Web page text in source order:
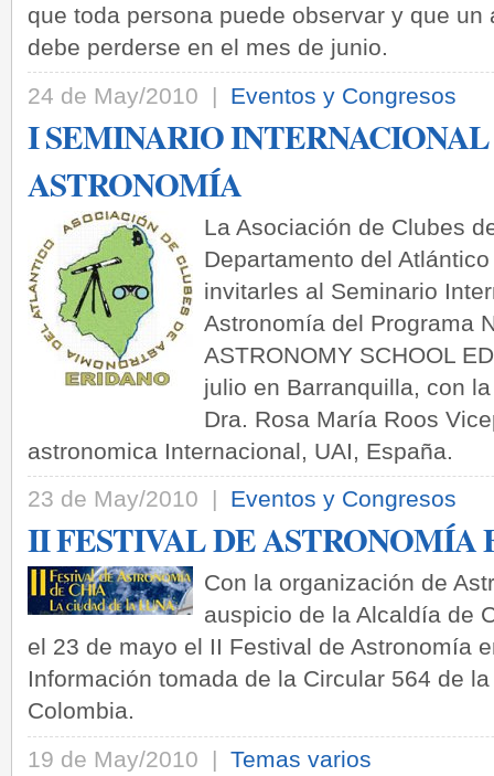
que toda persona puede observar y que
debe perderse en el mes de junio.
24 de May/2010 | Eventos y Congresos
I SEMINARIO
ASTRONOMÍA
La Asociación de Clubes
Departamento del
invitarles al Seminario
Astronomía del Programa
ASTRONOMY SCHOOL
julio en Barranquilla, con
Dra. Rosa María Roos
astronomica Internacional, UAI, España.
23 de May/2010 | Eventos y Congresos
II FESTIVAL DE ASTRONOMÍA
Con la organización de
auspicio de la Alcaldía de
el 23 de mayo el II Festival de Astronomía
Información tomada de la Circular 564 de
Colombia.
19 de May/2010 | Temas varios